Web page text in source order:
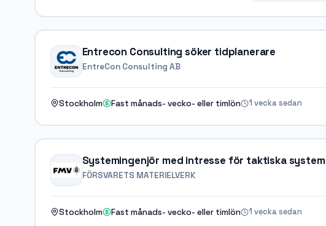
Entrecon Consulting söker tidplanerare
EntreCon Consulting AB
Stockholm Fast månads- vecko- eller timlön 1 vecka sedan
Systemingenjör med intresse för taktiska system
FÖRSVARETS MATERIELVERK
Stockholm Fast månads- vecko- eller timlön 1 vecka sedan